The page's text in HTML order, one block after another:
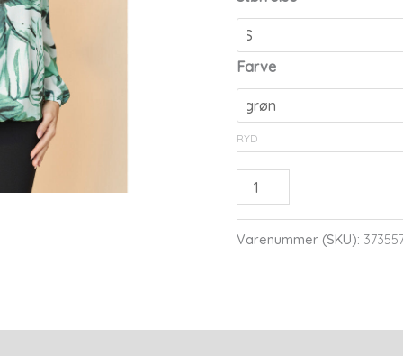
pris
Farve
RYD
Pont
Neuf
-
-
Varenummer (SKU):